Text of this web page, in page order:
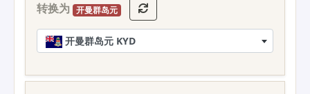
转换为 开曼群岛元
开曼群岛元 KYD